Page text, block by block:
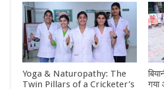
Yoga & Naturopathy: The
Twin Pillars of a Cricketer’s
गया